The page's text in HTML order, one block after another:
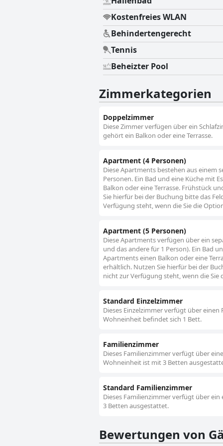
breiten Palette von Abenteuern,
einige Aspekte wie veraltete
gutes Preis-Leistungs-Verhältnis
den Alpen suchen.
Kostenfreies WLAN
Behindertengerecht
Tennis
Beheizter Pool
Zimmerkategorien
Doppelzimmer
Diese Zimmer verfügen über ein
gehört ein Balkon oder eine Terrasse.
Apartment (4 Personen)
Diese Apartments bestehen aus einem
Personen. Ein Bad und eine Küche mit
Balkon oder eine Terrasse. Frühstück
Sie hierfür bei der Buchung bitte das
Verfügung steht, wenn die Sie die
Apartment (5 Personen)
Diese Apartments verfügen über ein
und das andere für 1 Person). Ein Bad
Apartments einen Balkon oder eine
erhältlich. Nutzen Sie hierfür bei der
nicht zur Verfügung steht, wenn die
Standard Einzelzimmer
Dieses Einzelzimmer verfügt über
Wohneinheit befindet sich 1 Bett.
Familienzimmer
Dieses Familienzimmer verfügt über
Wohneinheit ist mit 3 Betten
Standard Familienzimmer
Dieses Familienzimmer verfügt über
3 Betten ausgestattet.
Bewertungen von